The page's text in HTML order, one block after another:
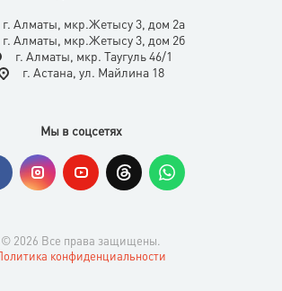
г. Алматы, мкр.Жетысу 3, дом 2а
г. Алматы, мкр.Жетысу 3, дом 2б
г. Алматы, мкр. Таугуль 46/1
г. Астана, ул. Майлина 18
Мы в соцсетях
© 2026 Все права защищены.
Политика конфиденциальности